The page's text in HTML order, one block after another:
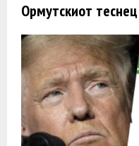
Ормутскиот теснец